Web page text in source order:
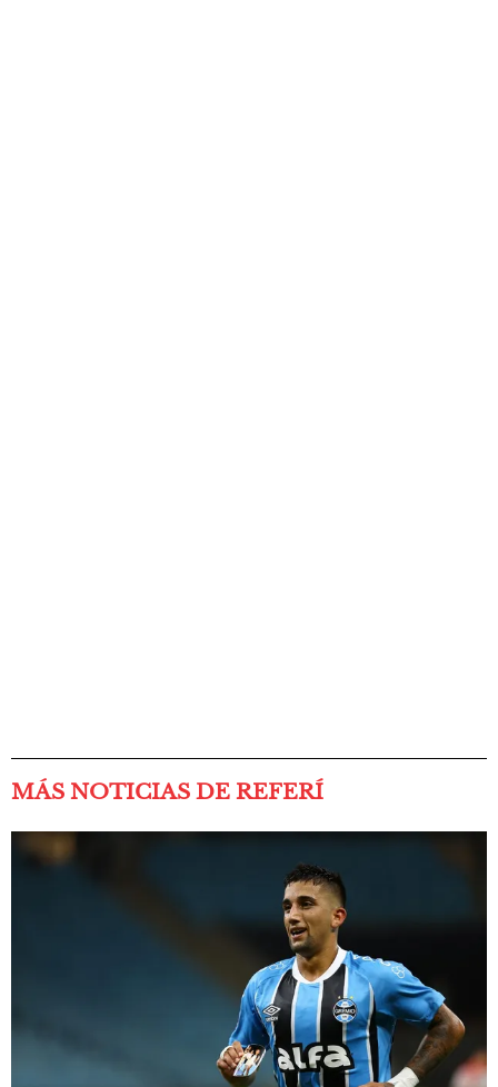
MÁS NOTICIAS DE REFERÍ